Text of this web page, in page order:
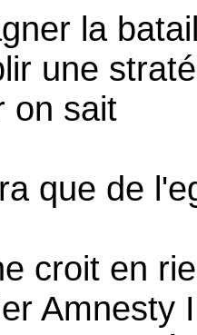
la
une
on sait
que de
croit en
Amnesty